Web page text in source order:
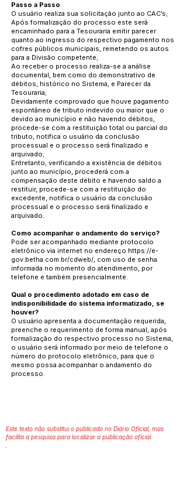
Passo a Passo
O usuário realiza sua solicitação junto ao CAC’s;
Após formalização do processo este será
encaminhado para a Tesouraria emitir parecer
quanto ao ingresso do respectivo pagamento nos
cofres públicos municipais, remetendo os autos
para a Divisão competente;
Ao receber o processo realiza-se a análise
documental, bem como do demonstrativo de
débitos, histórico no Sistema, e Parecer da
Tesouraria;
Devidamente comprovado que houve pagamento
espontâneo de tributo indevido ou maior que o
devido ao município e não havendo débitos,
procede-se com a restituição total ou parcial do
tributo, notifica o usuário da conclusão
processual e o processo será finalizado e
arquivado;
Entretanto, verificando a existência de débitos
junto ao município, procederá com a
compensação deste débito e havendo saldo a
restituir, procede-se com a restituição do
excedente, notifica o usuário da conclusão
processual e o processo será finalizado e
arquivado.
Como acompanhar o andamento do serviço?
Pode ser acompanhado mediante protocolo
eletrônico via internet no endereço https://e-
gov.betha.com.br/cdweb/, com uso de senha
informada no momento do atendimento, por
telefone e também presencialmente.
Qual o procedimento adotado em caso de
indisponibilidade do sistema informatizado, se
houver?
O usuário apresenta a documentação requerida,
preenche o requerimento de forma manual, após
formalização do respectivo processo no Sistema,
o usuário será informado por meio de telefone o
número do protocolo eletrônico, para que o
mesmo possa acompanhar o andamento do
processo.
Este texto não substitui o publicado no Diário Oficial, mas
facilita a pesquisa para localizar a publicação oficial.